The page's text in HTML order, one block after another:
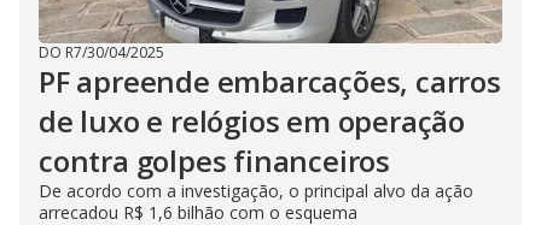
DO R7/30/04/2025
PF apreende embarcações, carros
de luxo e relógios em operação
contra golpes financeiros
De acordo com a investigação, o principal alvo da ação
arrecadou R$ 1,6 bilhão com o esquema